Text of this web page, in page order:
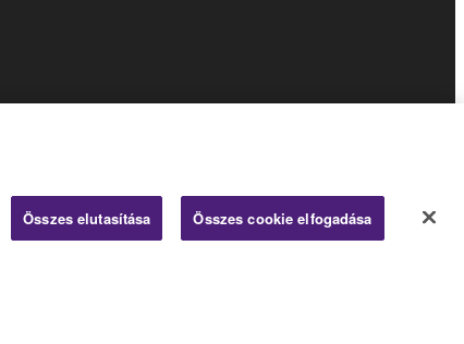
Összes elutasítása Összes cookie elfogadása